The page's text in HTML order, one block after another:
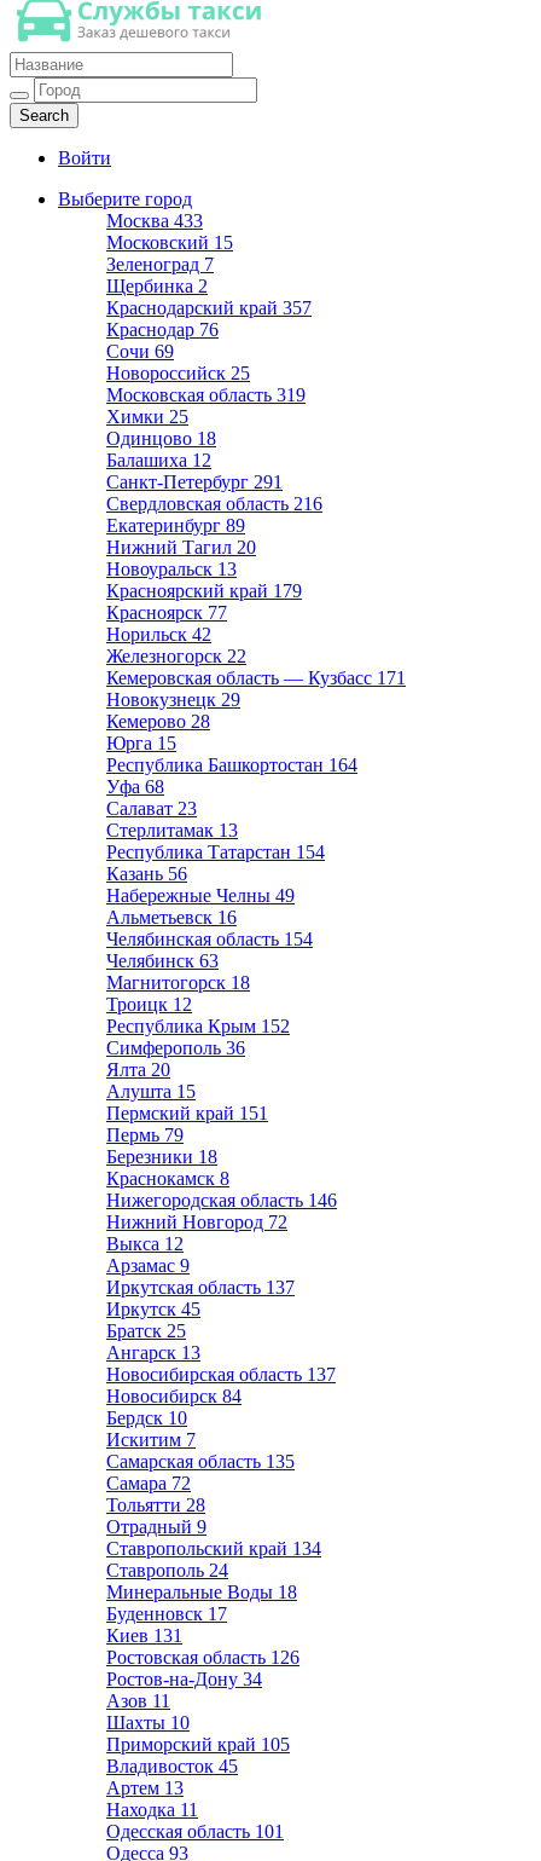
Такси недорогое
Заказ хорошего дешевого такси
Войти
Выберите город
Москва 433
Московский 15
Зеленоград 7
Щербинка 2
Краснодарский край 357
Краснодар 76
Сочи 69
Новороссийск 25
Московская область 319
Химки 25
Одинцово 18
Балашиха 12
Санкт-Петербург 291
Свердловская область 216
Екатеринбург 89
Нижний Тагил 20
Новоуральск 13
Красноярский край 179
Красноярск 77
Норильск 42
Железногорск 22
Кемеровская область — Кузбасс 171
Новокузнецк 29
Кемерово 28
Юрга 15
Республика Башкортостан 164
Уфа 68
Салават 23
Стерлитамак 13
Республика Татарстан 154
Казань 56
Набережные Челны 49
Альметьевск 16
Челябинская область 154
Челябинск 63
Магнитогорск 18
Троицк 12
Республика Крым 152
Симферополь 36
Ялта 20
Алушта 15
Пермский край 151
Пермь 79
Березники 18
Краснокамск 8
Нижегородская область 146
Нижний Новгород 72
Выкса 12
Арзамас 9
Иркутская область 137
Иркутск 45
Братск 25
Ангарск 13
Новосибирская область 137
Новосибирск 84
Бердск 10
Искитим 7
Самарская область 135
Самара 72
Тольятти 28
Отрадный 9
Ставропольский край 134
Ставрополь 24
Минеральные Воды 18
Буденновск 17
Киев 131
Ростовская область 126
Ростов-на-Дону 34
Азов 11
Шахты 10
Приморский край 105
Владивосток 45
Артем 13
Находка 11
Одесская область 101
Одесса 93